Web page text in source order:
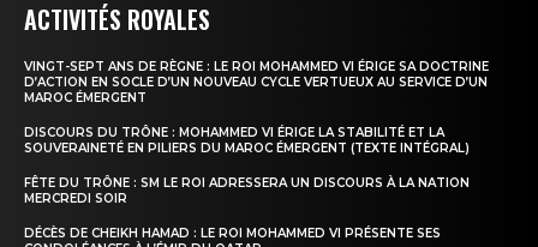
ACTIVITÉS ROYALES
VINGT-SEPT ANS DE RÈGNE : LE ROI MOHAMMED VI ÉRIGE SA DOCTRINE
D’ACTION EN SOCLE D’UN NOUVEAU CYCLE VERTUEUX AU SERVICE D’UN
MAROC ÉMERGENT
DISCOURS DU TRÔNE : MOHAMMED VI ÉRIGE LA STABILITÉ ET LA
SOUVERAINETÉ EN PILIERS DU MAROC ÉMERGENT (TEXTE INTÉGRAL)
FÊTE DU TRÔNE : SM LE ROI ADRESSERA UN DISCOURS À LA NATION
MERCREDI SOIR
DÉCÈS DE CHEIKH HAMAD : LE ROI MOHAMMED VI PRÉSENTE SES